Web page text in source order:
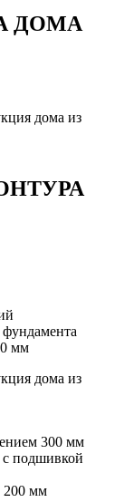
ДОМА
дома из
фундамента
мм
дома из
300 мм
с подшивкой
200 мм